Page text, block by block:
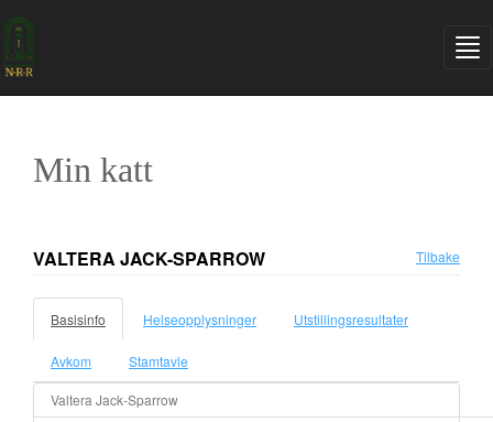
Min katt
VALTERA JACK-SPARROW Tilbake
Basisinfo Helseopplysninger Utstillingsresultater
Avkom Stamtavle
Valtera Jack-Sparrow